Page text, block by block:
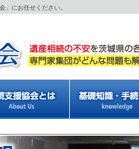
」にお任せください。